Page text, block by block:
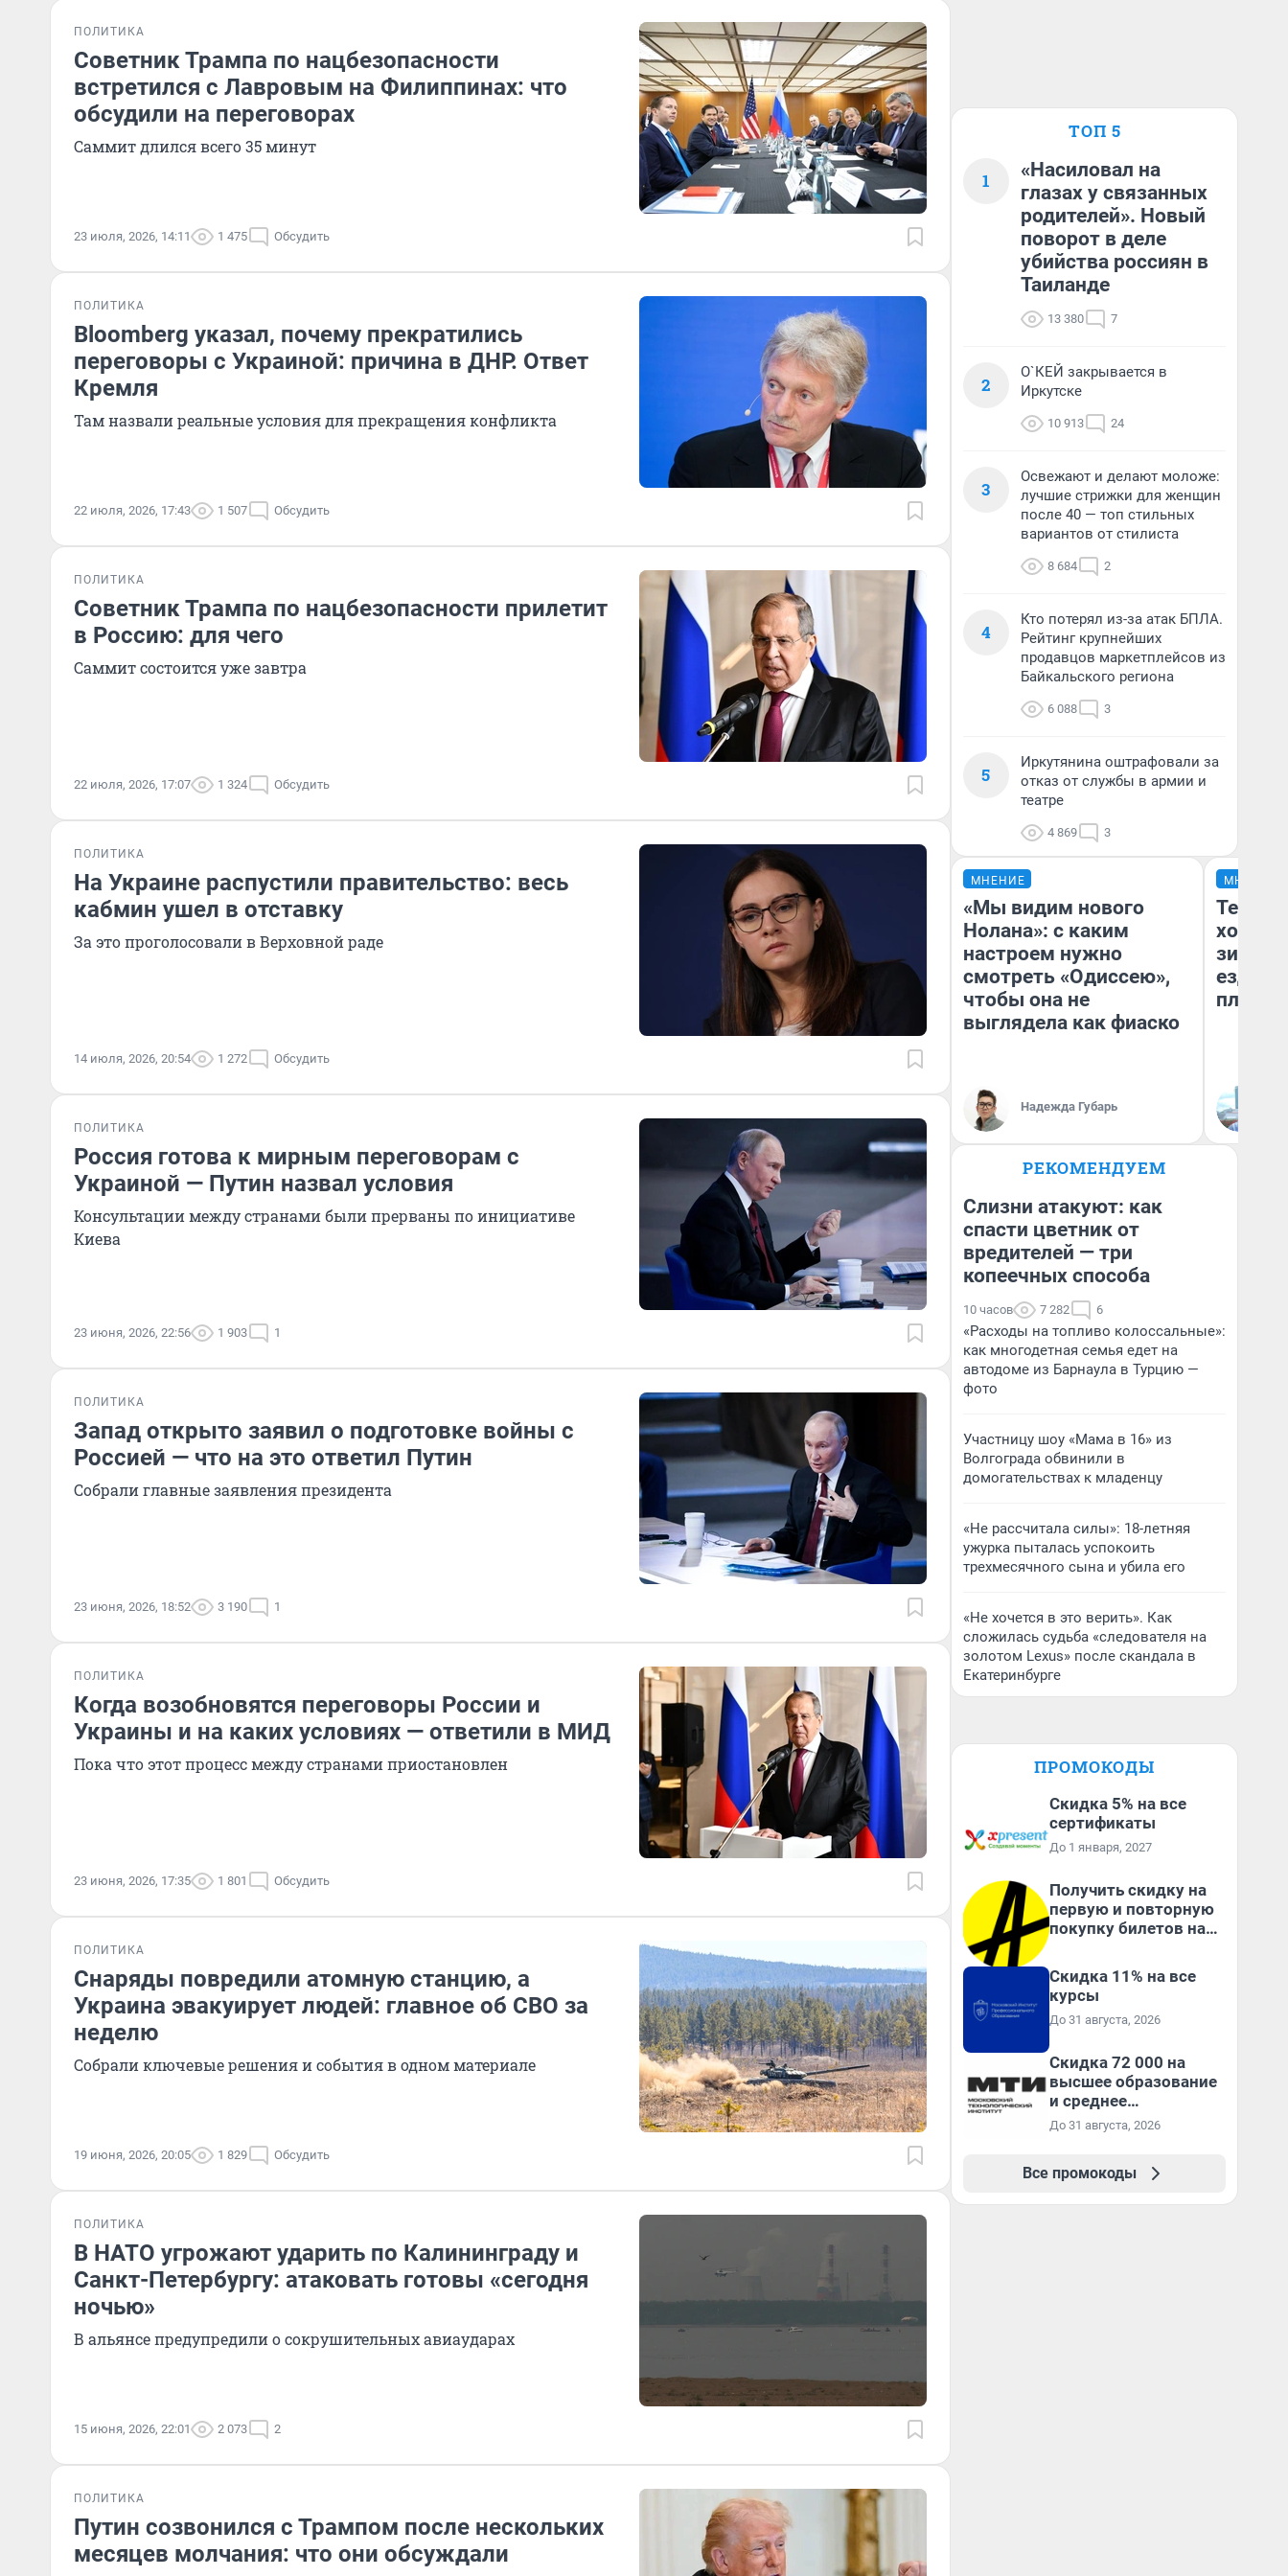
ПОЛИТИКА
Советник Трампа по нацбезопасности
встретился с Лавровым на Филиппинах: что
обсудили на переговорах
Саммит длился всего 35 минут
23 июля, 2026, 14:11 1 475 Обсудить
ПОЛИТИКА
Bloomberg указал, почему прекратились
переговоры с Украиной: причина в ДНР. Ответ
Кремля
Там назвали реальные условия для прекращения конфликта
22 июля, 2026, 17:43 1 507 Обсудить
ПОЛИТИКА
Советник Трампа по нацбезопасности прилетит
в Россию: для чего
Саммит состоится уже завтра
22 июля, 2026, 17:07 1 324 Обсудить
ПОЛИТИКА
На Украине распустили правительство: весь
кабмин ушел в отставку
За это проголосовали в Верховной раде
14 июля, 2026, 20:54 1 272 Обсудить
ПОЛИТИКА
Россия готова к мирным переговорам с
Украиной — Путин назвал условия
Консультации между странами были прерваны по инициативе
Киева
23 июня, 2026, 22:56 1 903 1
ПОЛИТИКА
Запад открыто заявил о подготовке войны с
Россией — что на это ответил Путин
Собрали главные заявления президента
23 июня, 2026, 18:52 3 190 1
ПОЛИТИКА
Когда возобновятся переговоры России и
Украины и на каких условиях — ответили в МИД
Пока что этот процесс между странами приостановлен
23 июня, 2026, 17:35 1 801 Обсудить
ПОЛИТИКА
Снаряды повредили атомную станцию, а
Украина эвакуирует людей: главное об СВО за
неделю
Собрали ключевые решения и события в одном материале
19 июня, 2026, 20:05 1 829 Обсудить
ПОЛИТИКА
В НАТО угрожают ударить по Калининграду и
Санкт-Петербургу: атаковать готовы «сегодня
ночью»
В альянсе предупредили о сокрушительных авиаударах
15 июня, 2026, 22:01 2 073 2
ПОЛИТИКА
Путин созвонился с Трампом после нескольких
месяцев молчания: что они обсуждали
ТОП 5
1
«Насиловал на
глазах у связанных
родителей». Новый
поворот в деле
убийства россиян в
Таиланде
13 380 7
2
О`КЕЙ закрывается в
Иркутске
10 913 24
3
Освежают и делают моложе:
лучшие стрижки для женщин
после 40 — топ стильных
вариантов от стилиста
8 684 2
4
Кто потерял из-за атак БПЛА.
Рейтинг крупнейших
продавцов маркетплейсов из
Байкальского региона
6 088 3
5
Иркутянина оштрафовали за
отказ от службы в армии и
театре
4 869 3
МНЕНИЕ
«Мы видим нового
Нолана»: с каким
настроем нужно
смотреть «Одиссею»,
чтобы она не
выглядела как фиаско
Надежда Губарь
МНЕНИЕ
Тепло
зимой.
ездит
плюсы
РЕКОМЕНДУЕМ
Слизни атакуют: как
спасти цветник от
вредителей — три
копеечных способа
10 часов 7 282 6
«Расходы на топливо колоссальные»:
как многодетная семья едет на
автодоме из Барнаула в Турцию —
фото
Участницу шоу «Мама в 16» из
Волгограда обвинили в
домогательствах к младенцу
«Не рассчитала силы»: 18-летняя
ужурка пыталась успокоить
трехмесячного сына и убила его
«Не хочется в это верить». Как
сложилась судьба «следователя на
золотом Lexus» после скандала в
Екатеринбурге
ПРОМОКОДЫ
Скидка 5% на все
сертификаты
До 1 января, 2027
Получить скидку на
первую и повторную
покупку билетов на
Скидка 11% на все
курсы
До 31 августа, 2026
Скидка 72 000 на
высшее образование
и среднее
специальное
До 31 августа, 2026
Все промокоды